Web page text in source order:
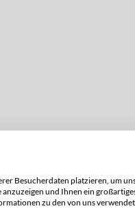
Besucherdaten platzieren, um
und Ihnen ein
zu den von uns